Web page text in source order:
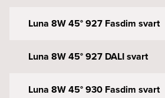
Luna 8W 45° 927 Fasdim svart
Luna 8W 45° 927 DALI svart
Luna 8W 45° 930 Fasdim svart